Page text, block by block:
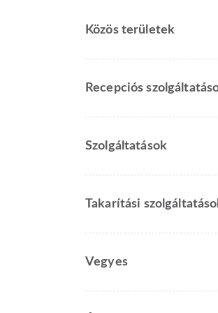
Közös területek
Recepciós
Szolgáltatások
Takarítási
Vegyes